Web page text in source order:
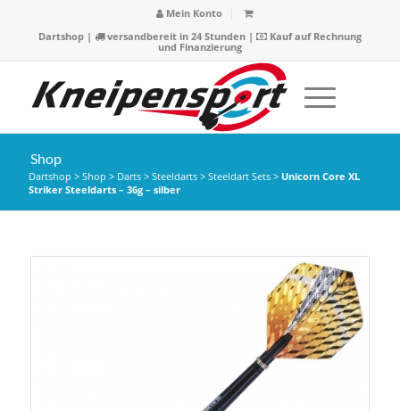
Mein Konto
Dartshop| versandbereit in 24 Stunden |
Kauf auf Rechnung
und Finanzierung
Shop
Dartshop > Shop > Darts> Steeldarts> Steeldart Sets> Unicorn Core XL
Striker Steeldarts – 36g – silber